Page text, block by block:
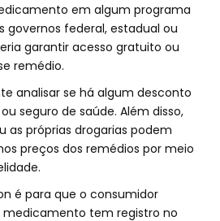
em algum programa
governos federal, estadual ou
garantir acesso gratuito ou
remédio.
analisar se há algum desconto
seguro de saúde. Além disso,
as próprias drogarias podem
preços dos remédios por meio
é para que o consumidor
medicamento tem registro no